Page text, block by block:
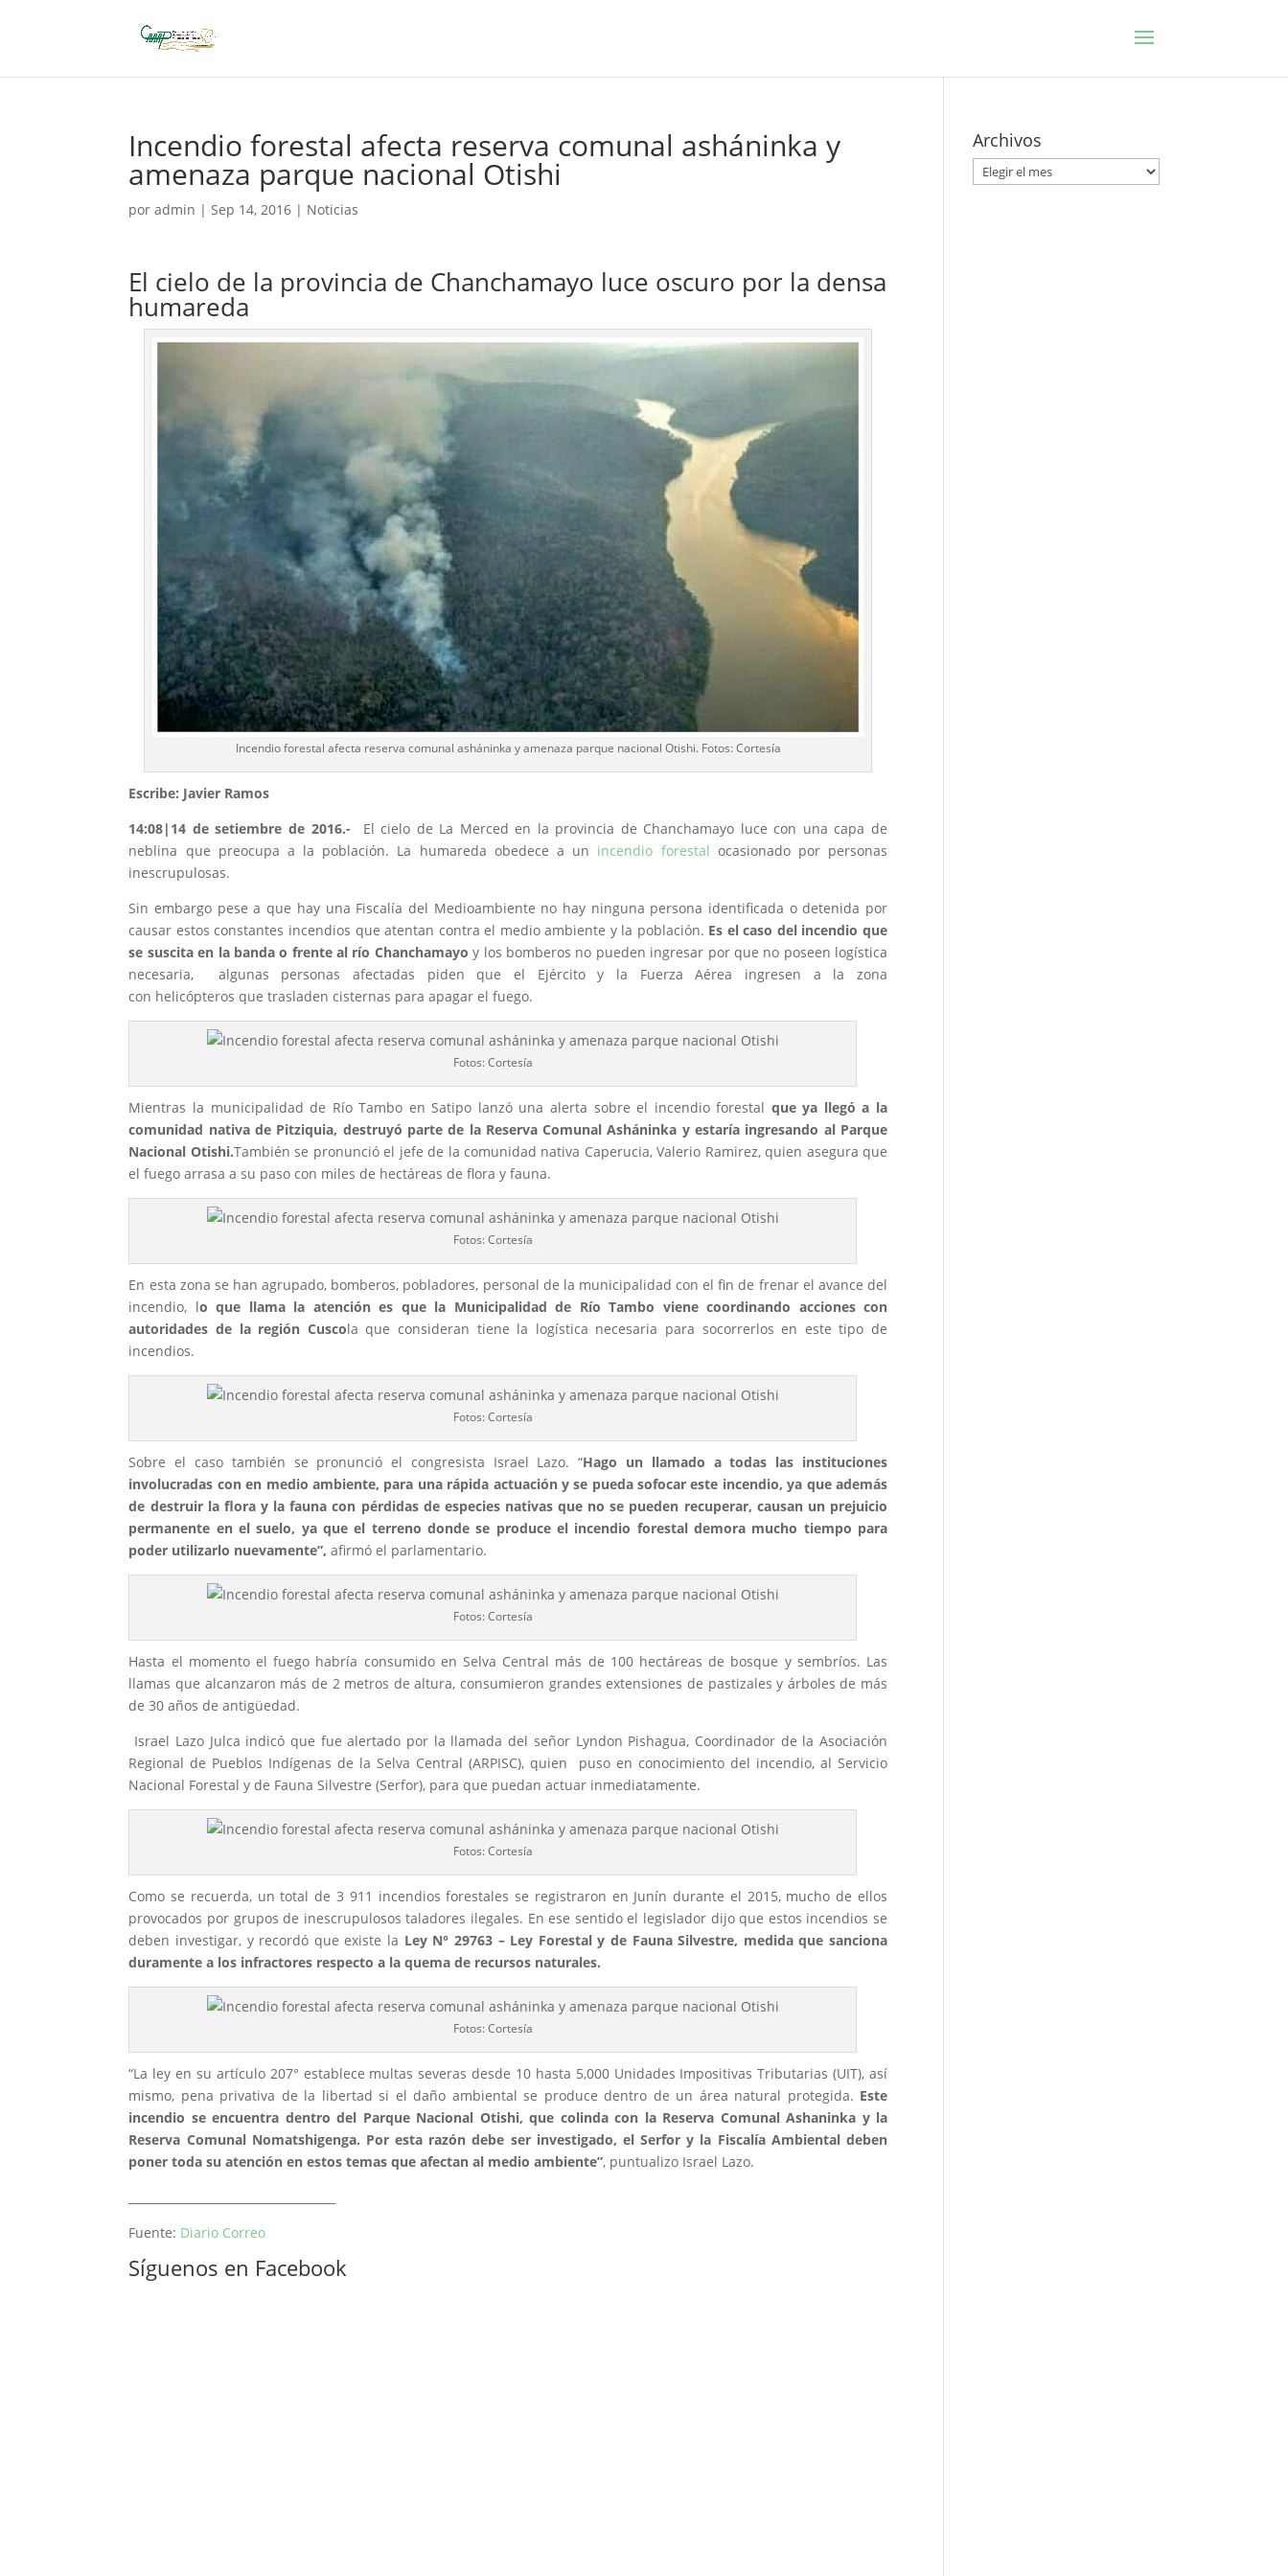
Incendio forestal afecta reserva comunal asháninka y
amenaza parque nacional Otishi
poradmin |Sep 14, 2016 | Noticias
El cielo de la provincia de Chanchamayo luce oscuro por la densa
humareda
Incendio forestal afecta reserva comunal asháninka y amenaza parque nacional Otishi. Fotos: Cortesía
Escribe: Javier Ramos
14:08|14 de setiembre de 2016.- El cielo de La Merced en la provincia de Chanchamayo luce con una capa de
neblina que preocupa a la población. La humareda obedece a un incendio forestal ocasionado por personas
inescrupulosas.
Sin embargo pese a que hay una Fiscalía del Medioambiente no hay ninguna persona identificada o detenida por
causar estos constantes incendios que atentan contra el medio ambiente y la población. Es el caso del incendio que
se suscita en la banda o frente al río Chanchamayo y los bomberos no pueden ingresar por que no poseen logística
necesaria, algunas personas afectadas piden que el Ejército y la Fuerza Aérea ingresen a la zona
con helicópteros que trasladen cisternas para apagar el fuego.
Fotos: Cortesía
Mientras la municipalidad de Río Tambo en Satipo lanzó una alerta sobre el incendio forestal que ya llegó a la
comunidad nativa de Pitziquia, destruyó parte de la Reserva Comunal Asháninka y estaría ingresando al Parque
Nacional Otishi.También se pronunció el jefe de la comunidad nativa Caperucia, Valerio Ramirez, quien asegura que
el fuego arrasa a su paso con miles de hectáreas de flora y fauna.
Fotos: Cortesía
En esta zona se han agrupado, bomberos, pobladores, personal de la municipalidad con el fin de frenar el avance del
incendio, lo que llama la atención es que la Municipalidad de Río Tambo viene coordinando acciones con
autoridades de la región Cuscola que consideran tiene la logística necesaria para socorrerlos en este tipo de
incendios.
Fotos: Cortesía
Sobre el caso también se pronunció el congresista Israel Lazo. “Hago un llamado a todas las instituciones
involucradas con en medio ambiente, para una rápida actuación y se pueda sofocar este incendio, ya que además
de destruir la flora y la fauna con pérdidas de especies nativas que no se pueden recuperar, causan un prejuicio
permanente en el suelo, ya que el terreno donde se produce el incendio forestal demora mucho tiempo para
poder utilizarlo nuevamente”,afirmó el parlamentario.
Fotos: Cortesía
Hasta el momento el fuego habría consumido en Selva Central más de 100 hectáreas de bosque y sembríos. Las
llamas que alcanzaron más de 2 metros de altura, consumieron grandes extensiones de pastizales y árboles de más
de 30 años de antigüedad.
Israel Lazo Julca indicó que fue alertado por la llamada del señor Lyndon Pishagua, Coordinador de la Asociación
Regional de Pueblos Indígenas de la Selva Central (ARPISC), quien puso en conocimiento del incendio, al Servicio
Nacional Forestal y de Fauna Silvestre (Serfor), para que puedan actuar inmediatamente.
Fotos: Cortesía
Como se recuerda, un total de 3 911 incendios forestales se registraron en Junín durante el 2015, mucho de ellos
provocados por grupos de inescrupulosos taladores ilegales. En ese sentido el legislador dijo que estos incendios se
deben investigar, y recordó que existe la Ley N° 29763 – Ley Forestal y de Fauna Silvestre, medida que sanciona
duramente a los infractores respecto a la quema de recursos naturales.
Fotos: Cortesía
“La ley en su artículo 207° establece multas severas desde 10 hasta 5,000 Unidades Impositivas Tributarias (UIT), así
mismo, pena privativa de la libertad si el daño ambiental se produce dentro de un área natural protegida. Este
incendio se encuentra dentro del Parque Nacional Otishi, que colinda con la Reserva Comunal Ashaninka y la
Reserva Comunal Nomatshigenga. Por esta razón debe ser investigado, el Serfor y la Fiscalía Ambiental deben
poner toda su atención en estos temas que afectan al medio ambiente”, puntualizo Israel Lazo.
Fuente: Diario Correo
Síguenos en Facebook
Archivos
Archivos